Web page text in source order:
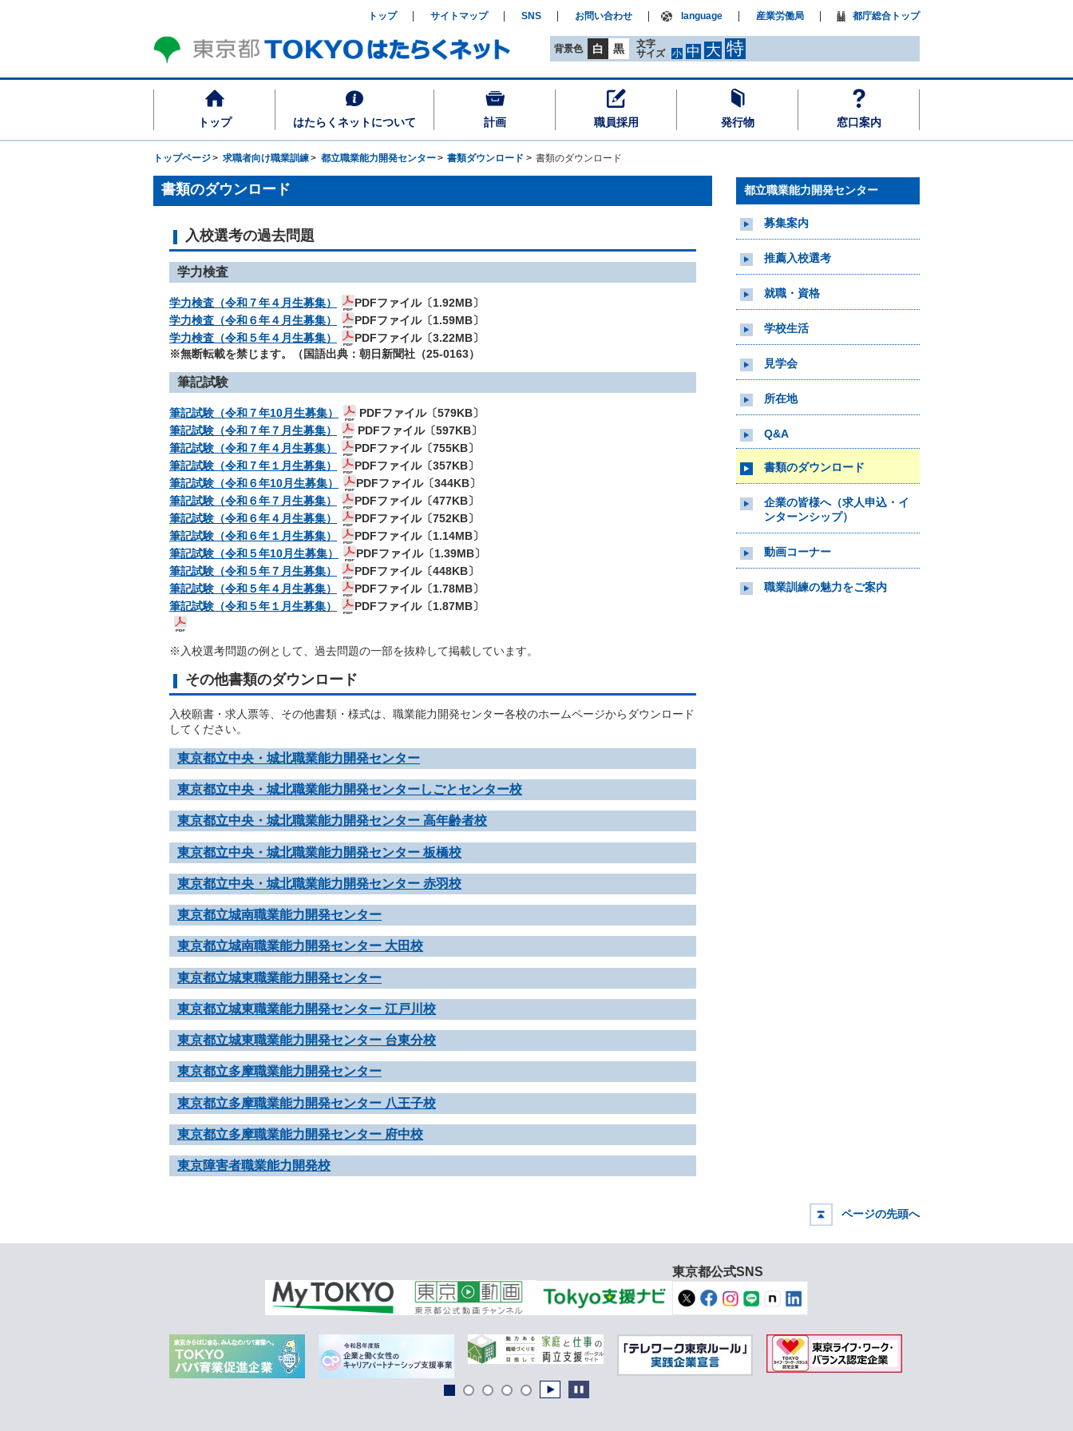
トップ はたらくネットについて 計画 職員採用 発行物 窓口案内
背景色 白 黒
文字
サイズ
小 中 大 特
トップ サイトマップ SNS お問い合わせ language 産業労働局 都庁総合トップ
トップページ 求職者向け職業訓練 都立職業能力開発センター 書類ダウンロード 書類のダウンロード
書類のダウンロード
入校選考の過去問題
学力検査
学力検査（令和７年４月生募集） PDFファイル〔1.92MB〕
学力検査（令和６年４月生募集）
PDFファイル〔1.59MB〕
学力検査（令和５年４月生募集）
PDFファイル〔3.22MB〕
※無断転載を禁じます。（国語出典：朝日新聞社（25-0163）
筆記試験
筆記試験（令和７年10月生募集） PDFファイル〔579KB〕
筆記試験（令和７年７月生募集）
PDFファイル〔597KB〕
筆記試験（令和７年４月生募集）
PDFファイル〔755KB〕
筆記試験（令和７年１月生募集）
PDFファイル〔357KB〕
筆記試験（令和６年10月生募集）
PDFファイル〔344KB〕
筆記試験（令和６年７月生募集）
PDFファイル〔477KB〕
筆記試験（令和６年４月生募集）
PDFファイル〔752KB〕
筆記試験（令和６年１月生募集）
PDFファイル〔1.14MB〕
筆記試験（令和５年10月生募集）
PDFファイル〔1.39MB〕
筆記試験（令和５年７月生募集）
PDFファイル〔448KB〕
筆記試験（令和５年４月生募集）
PDFファイル〔1.78MB〕
筆記試験（令和５年１月生募集）
PDFファイル〔1.87MB〕
※入校選考問題の例として、過去問題の一部を抜粋して掲載しています。
その他書類のダウンロード
入校願書・求人票等、その他書類・様式は、職業能力開発センター各校のホームページからダウンロード
してください。
東京都立中央・城北職業能力開発センター
東京都立中央・城北職業能力開発センターしごとセンター校
東京都立中央・城北職業能力開発センター 高年齢者校
東京都立中央・城北職業能力開発センター 板橋校
東京都立中央・城北職業能力開発センター 赤羽校
東京都立城南職業能力開発センター
東京都立城南職業能力開発センター 大田校
東京都立城東職業能力開発センター
東京都立城東職業能力開発センター 江戸川校
東京都立城東職業能力開発センター 台東分校
東京都立多摩職業能力開発センター
東京都立多摩職業能力開発センター 八王子校
東京都立多摩職業能力開発センター 府中校
東京障害者職業能力開発校
都立職業能力開発センター
募集案内
推薦入校選考
就職・資格
学校生活
見学会
所在地
Q&A
書類のダウンロード
企業の皆様へ（求人申込・イ
ンターンシップ）
動画コーナー
職業訓練の魅力をご案内
ページの先頭へ
東京都公式SNS